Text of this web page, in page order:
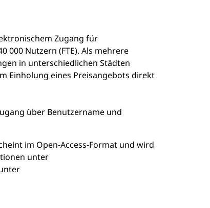
Zugang für
Nutzern (FTE). Als mehrere
in unterschiedlichen Städten
Einholung eines Preisangebots direkt
über Benutzername und
im Open-Access-Format und wird
unter